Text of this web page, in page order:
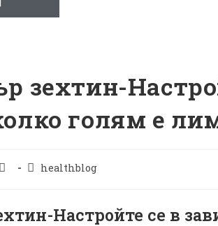
зехтин-
голям е
healthblog
Настройте се в